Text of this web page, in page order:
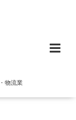
物流業